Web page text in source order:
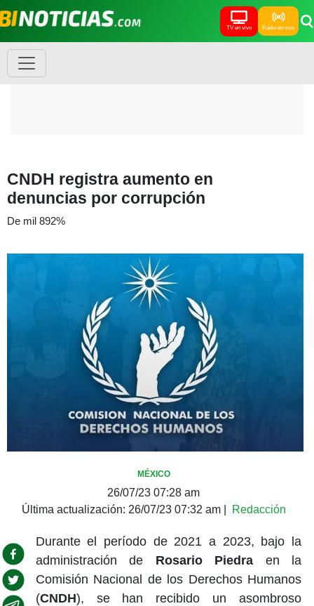
TV en vivo Radio en vivo
CNDH registra aumento en
denuncias por corrupción
De mil 892%
MÉXICO
26/07/23 07:28 am
Última actualización: 26/07/23 07:32 am| Redacción
Durante el período de 2021 a 2023, bajo la
administración de Rosario Piedra en la
Comisión Nacional de los Derechos Humanos
(CNDH), se han recibido un asombroso